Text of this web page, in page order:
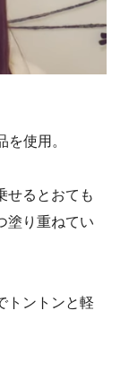
使用。
せるとおても
塗り重ねてい
トントンと軽